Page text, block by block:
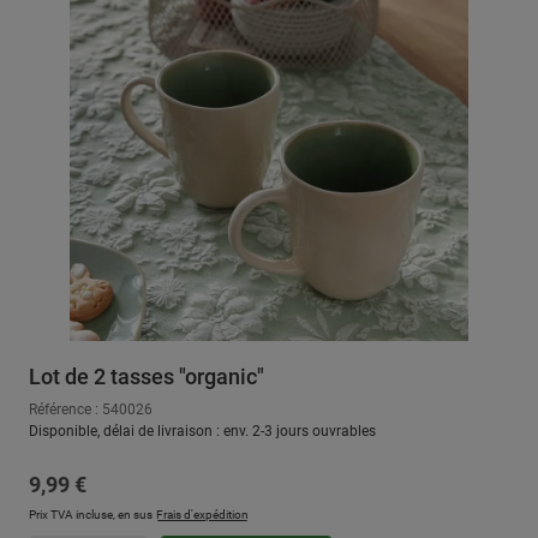
Lot de 2 tasses "organic"
Référence : 540026
Disponible, délai de livraison : env. 2-3 jours ouvrables
Prix régulier :
9,99 €
Prix TVA incluse, en sus Frais d'expédition